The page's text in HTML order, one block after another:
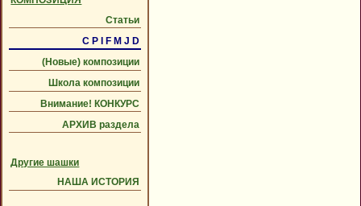
Статьи
C P I F M J D
(Новые) композиции
Школа композиции
Внимание! КОНКУРС
АРХИВ раздела
Другие шашки
НАША ИСТОРИЯ